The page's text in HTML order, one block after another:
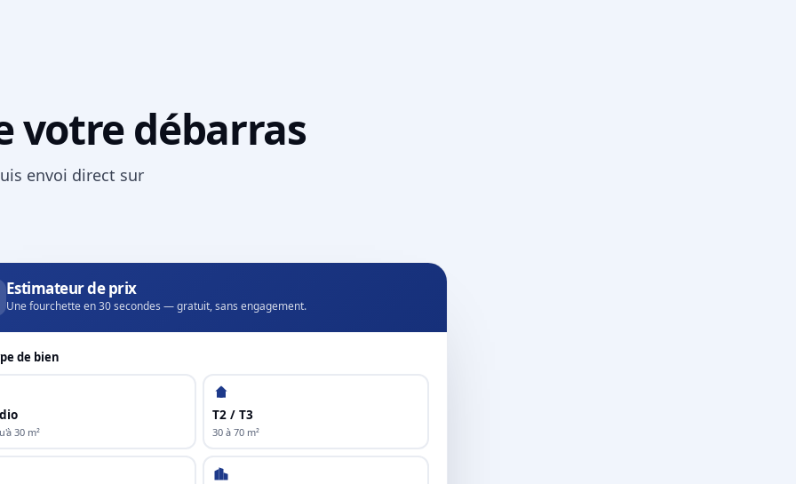
votre débarras
envoi direct sur
Estimateur de prix
Une fourchette en 30 secondes — gratuit, sans engagement.
de bien
30 m²
T2 / T3
30 à 70 m²